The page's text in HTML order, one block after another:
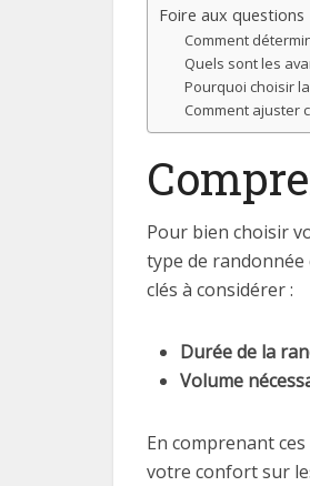
Foire aux questions
Comment
Quels sont les
Pourquoi choisir
Comment ajuster
Pour bien choisir
type de
clés à considérer :
Durée de la
Volume
En comprenant
votre confort sur